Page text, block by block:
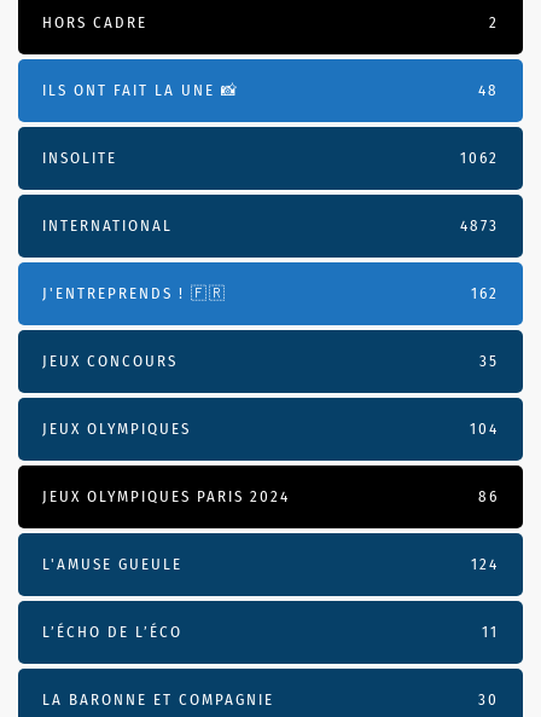
HORS CADRE 2
ILS ONT FAIT LA UNE 📸 48
INSOLITE 1062
INTERNATIONAL 4873
J'ENTREPRENDS ! 🇫🇷 162
JEUX CONCOURS 35
JEUX OLYMPIQUES 104
JEUX OLYMPIQUES PARIS 2024 86
L'AMUSE GUEULE 124
L’ÉCHO DE L’ÉCO 11
LA BARONNE ET COMPAGNIE 30